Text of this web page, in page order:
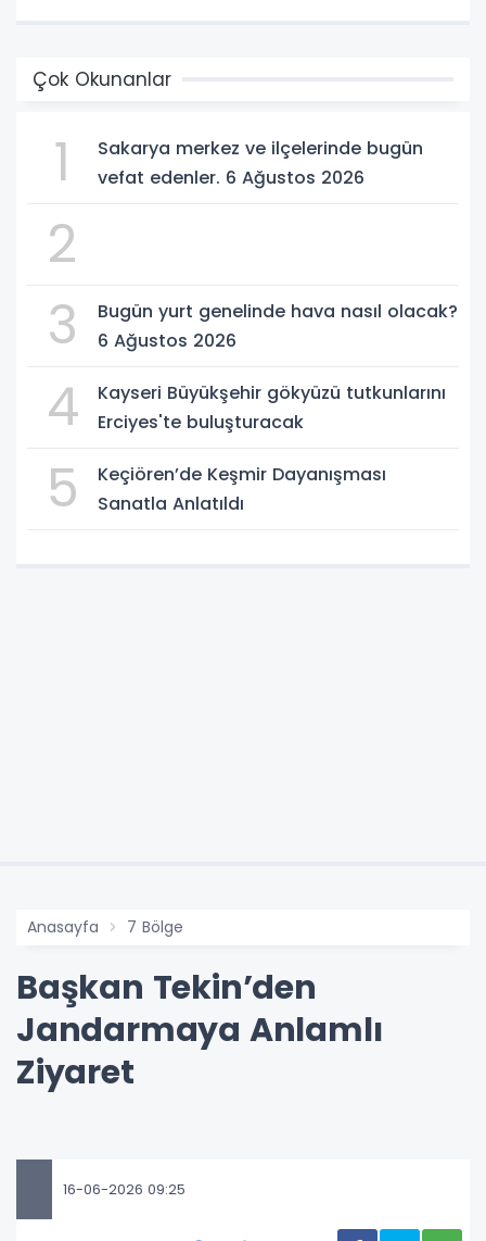
Çok Okunanlar
1
Sakarya merkez ve ilçelerinde bugün
vefat edenler. 6 Ağustos 2026
2
3
Bugün yurt genelinde hava nasıl olacak?
6 Ağustos 2026
4
Kayseri Büyükşehir gökyüzü tutkunlarını
Erciyes'te buluşturacak
5
Keçiören’de Keşmir Dayanışması
Sanatla Anlatıldı
Anasayfa 7 Bölge
Başkan Tekin’den
Jandarmaya Anlamlı
Ziyaret
16-06-2026 09:25